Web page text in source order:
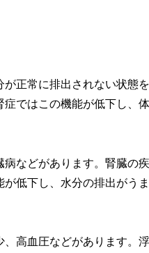
正常に排出されない状態
ではこの機能が低下し、
などがあります。腎臓の
低下し、水分の排出がう
高血圧などがあります。